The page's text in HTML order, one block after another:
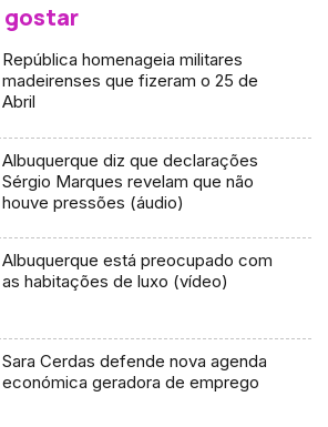
gostar
República homenageia militares
madeirenses que fizeram o 25 de
Abril
Albuquerque diz que declarações
Sérgio Marques revelam que não
houve pressões (áudio)
Albuquerque está preocupado com
as habitações de luxo (vídeo)
Sara Cerdas defende nova agenda
económica geradora de emprego